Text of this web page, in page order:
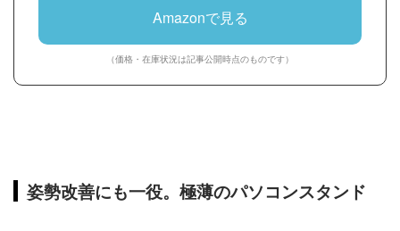
Amazonで見る
（価格・在庫状況は記事公開時点のものです）
姿勢改善にも一役。極薄のパソコンスタンド